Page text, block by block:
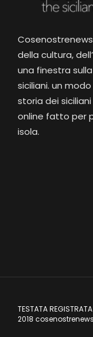
della cultura,
una finestra
siciliani. un
storia dei
online fatto per
isola.
TESTATA
2018